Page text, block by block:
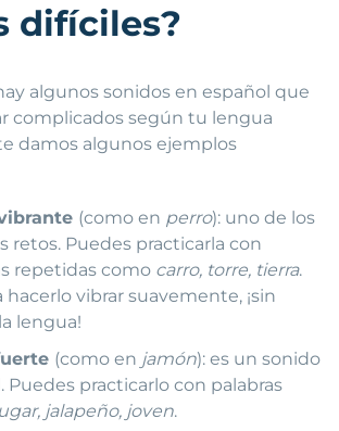
difíciles?
algunos sonidos en español que
complicados según tu lengua
damos algunos ejemplos
(como en perro): uno de los
retos. Puedes practicarla con
repetidas como carro, torre, tierra.
vibrar suavemente, ¡sin
lengua!
(como en jamón): es un sonido
Puedes practicarlo con palabras
jalapeño, joven.